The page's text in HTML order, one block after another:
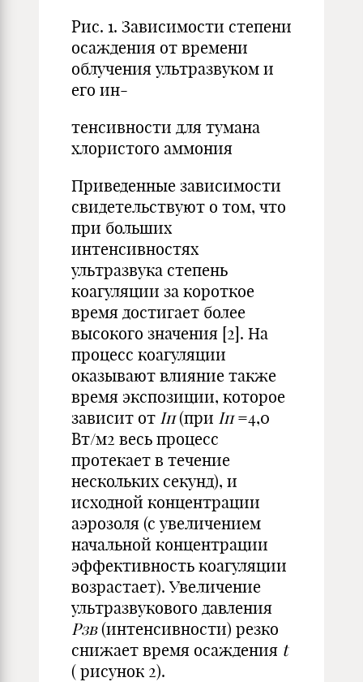
Рис. 1. Зависимости степени
осаждения от времени
облучения ультразвуком и
его ин-
тенсивности для тумана
хлористого аммония
Приведенные зависимости
свидетельствуют о том, что
при больших
интенсивностях
ультразвука степень
коагуляции за короткое
время достигает более
высокого значения [2]. На
процесс коагуляции
оказывают влияние также
время экспозиции, которое
зависит от Iп(при Iп=4,0
Вт/м2 весь процесс
протекает в течение
нескольких секунд), и
исходной концентрации
аэрозоля (с увеличением
начальной концентрации
эффективность коагуляции
возрастает). Увеличение
ультразвукового давления
Рзв(интенсивности) резко
снижает время осаждения t
( рисунок 2).